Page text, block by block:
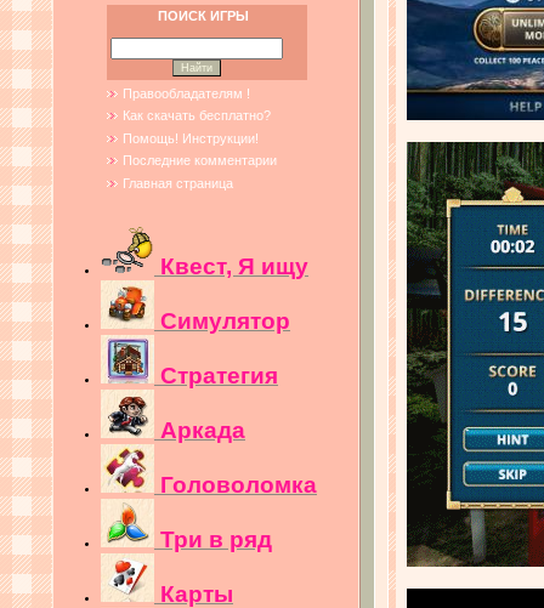
ПОИСК ИГРЫ
Правообладателям !
Как скачать бесплатно?
Помощь! Инструкции!
Последние комментарии
Главная страница
Квест, Я ищу
Симулятор
Стратегия
Аркада
Головоломка
Три в ряд
Карты